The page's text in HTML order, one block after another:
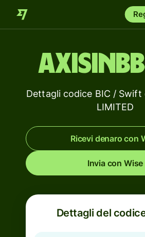
Dettagli codice BIC / Swift
LIMITED
Ricevi denaro con
Invia con Wise
Dettagli del